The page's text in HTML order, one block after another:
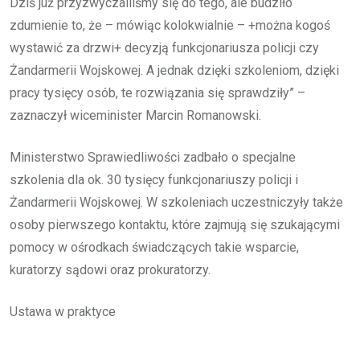
zdumienie to, że – mówiąc kolokwialnie – +można kogoś
wystawić za drzwi+ decyzją funkcjonariusza policji czy
Żandarmerii Wojskowej. A jednak dzięki szkoleniom, dzięki
pracy tysięcy osób, te rozwiązania się sprawdziły” –
zaznaczył wiceminister Marcin Romanowski.
Ministerstwo Sprawiedliwości zadbało o specjalne
szkolenia dla ok. 30 tysięcy funkcjonariuszy policji i
Żandarmerii Wojskowej. W szkoleniach uczestniczyły także
osoby pierwszego kontaktu, które zajmują się szukającymi
pomocy w ośrodkach świadczących takie wsparcie,
kuratorzy sądowi oraz prokuratorzy.
Ustawa w praktyce